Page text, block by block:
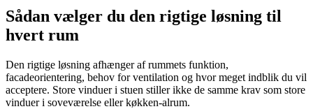
Sådan vælger du den rigtige løsning til
hvert rum
Den rigtige løsning afhænger af rummets funktion,
facadeorientering, behov for ventilation og hvor meget indblik du vil
acceptere. Store vinduer i stuen stiller ikke de samme krav som store
vinduer i soveværelse eller køkken-alrum.